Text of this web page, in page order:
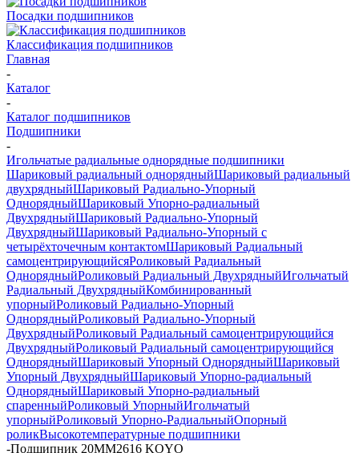
Посадки подшипников
Классификация подшипников
Главная
-
Каталог
-
Каталог подшипников
Подшипники
-
Игольчатые радиальные однорядные подшипники
Шариковый радиальный однорядныйШариковый радиальный
двухрядныйШариковый Радиально-Упорный
ОднорядныйШариковый Упорно-радиальный
ДвухрядныйШариковый Радиально-Упорный
ДвухрядныйШариковый Радиально-Упорный с
четырёхточечным контактомШариковый Радиальный
самоцентрирующийсяРоликовый Радиальный
ОднорядныйРоликовый Радиальный ДвухрядныйИгольчатый
Радиальный ДвухрядныйКомбинированный
упорныйРоликовый Радиально-Упорный
ОднорядныйРоликовый Радиально-Упорный
ДвухрядныйРоликовый Радиальный самоцентрирующийся
ДвухрядныйРоликовый Радиальный самоцентрирующийся
ОднорядныйШариковый Упорный ОднорядныйШариковый
Упорный ДвухрядныйШариковый Упорно-радиальный
ОднорядныйШариковый Упорно-радиальный
спаренныйРоликовый УпорныйИгольчатый
упорныйРоликовый Упорно-РадиальныйОпорный
роликВысокотемпературные подшипники
-Подшипник 20MM2616 KOYO